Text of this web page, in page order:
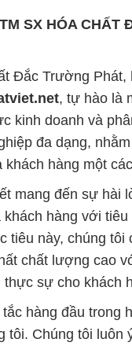
SX HÓA CHẤT
Đắc Trường Phát,
, tự hào là
kinh doanh và
đa dạng,
hàng một
mang đến sự hài
khách hàng với
tiêu này, chúng tôi
chất lượng cao
thực sự cho khách
hàng đầu trong
tôi. Chúng tôi luôn